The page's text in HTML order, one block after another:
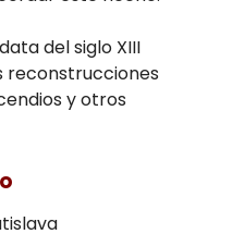
del siglo XIII
reconstrucciones
y otros